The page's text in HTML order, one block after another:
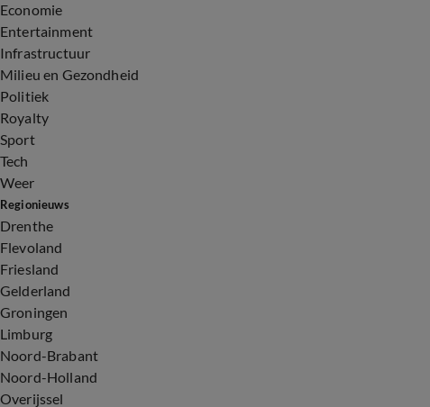
Economie
Entertainment
Infrastructuur
Milieu en Gezondheid
Politiek
Royalty
Sport
Tech
Weer
Regionieuws
Drenthe
Flevoland
Friesland
Gelderland
Groningen
Limburg
Noord-Brabant
Noord-Holland
Overijssel